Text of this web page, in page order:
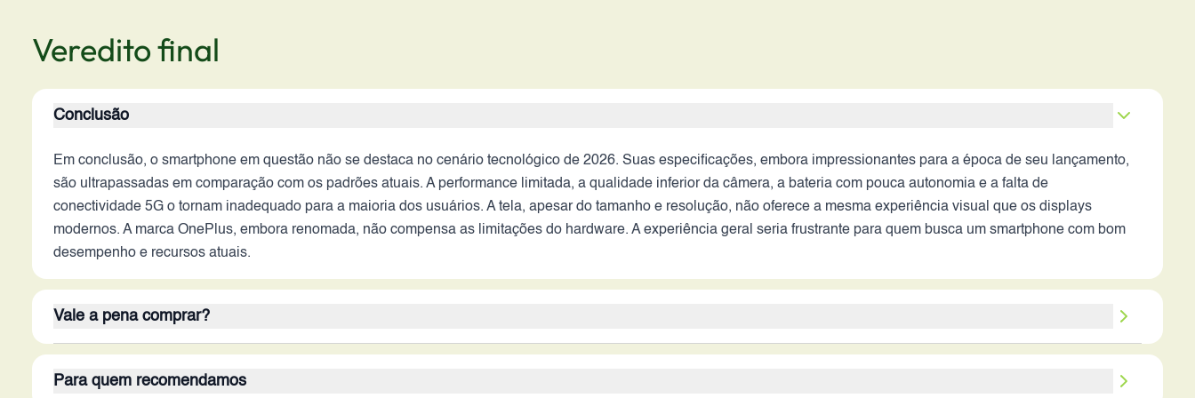
Veredito final
Conclusão
Em conclusão, o smartphone em questão não se destaca no cenário tecnológico de 2026. Suas especificações, embora impressionantes para a época de seu lançamento,
são ultrapassadas em comparação com os padrões atuais. A performance limitada, a qualidade inferior da câmera, a bateria com pouca autonomia e a falta de
conectividade 5G o tornam inadequado para a maioria dos usuários. A tela, apesar do tamanho e resolução, não oferece a mesma experiência visual que os displays
modernos. A marca OnePlus, embora renomada, não compensa as limitações do hardware. A experiência geral seria frustrante para quem busca um smartphone com bom
desempenho e recursos atuais.
Vale a pena comprar?
abaixo do que se espera de um smartphone atual. A bateria limitada, o desempenho defasado, a câmera ultrapassada e a ausência de recursos modernos como 5G e telas
Para quem recomendamos